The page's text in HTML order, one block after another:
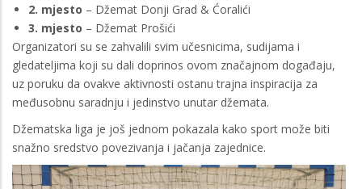
2. mjesto – Džemat Donji Grad & Ćoralići
3. mjesto – Džemat Prošići
Organizatori su se zahvalili svim učesnicima, sudijama i
gledateljima koji su dali doprinos ovom značajnom događaju,
uz poruku da ovakve aktivnosti ostanu trajna inspiracija za
međusobnu saradnju i jedinstvo unutar džemata.
Džematska liga je još jednom pokazala kako sport može biti
snažno sredstvo povezivanja i jačanja zajednice.